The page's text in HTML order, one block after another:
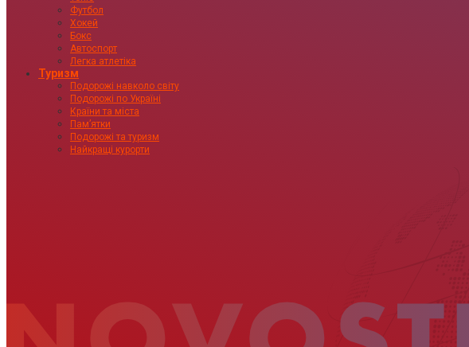
Футбол
Хокей
Бокс
Автоспорт
Легка атлетіка
Туризм
Подорожі навколо світу
Подорожі по Україні
Країни та міста
Пам’ятки
Подорожі та туризм
Найкращі курорти